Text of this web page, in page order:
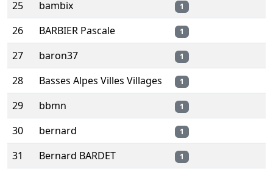
25 bambix 1
26 BARBIER Pascale 1
27 baron37 1
28 Basses Alpes Villes Villages 1
29 bbmn 1
30 bernard 1
31 Bernard BARDET 1